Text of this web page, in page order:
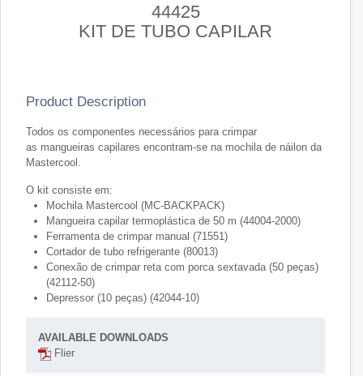
44425
KIT DE TUBO CAPILAR
Product Description
Todos os componentes necessários para crimpar
as mangueiras capilares encontram-se na mochila de náilon da
Mastercool.
O kit consiste em:
Mochila Mastercool (MC-BACKPACK)
Mangueira capilar termoplástica de 50 m (44004-2000)
Ferramenta de crimpar manual (71551)
Cortador de tubo refrigerante (80013)
Conexão de crimpar reta com porca sextavada (50 peças)
(42112-50)
Depressor (10 peças) (42044-10)
AVAILABLE DOWNLOADS
Flier